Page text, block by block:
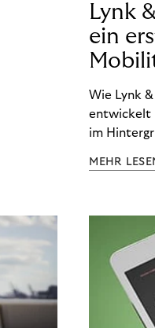
Lynk
ein
Wie Lynk
entwickelt
im
MEHR